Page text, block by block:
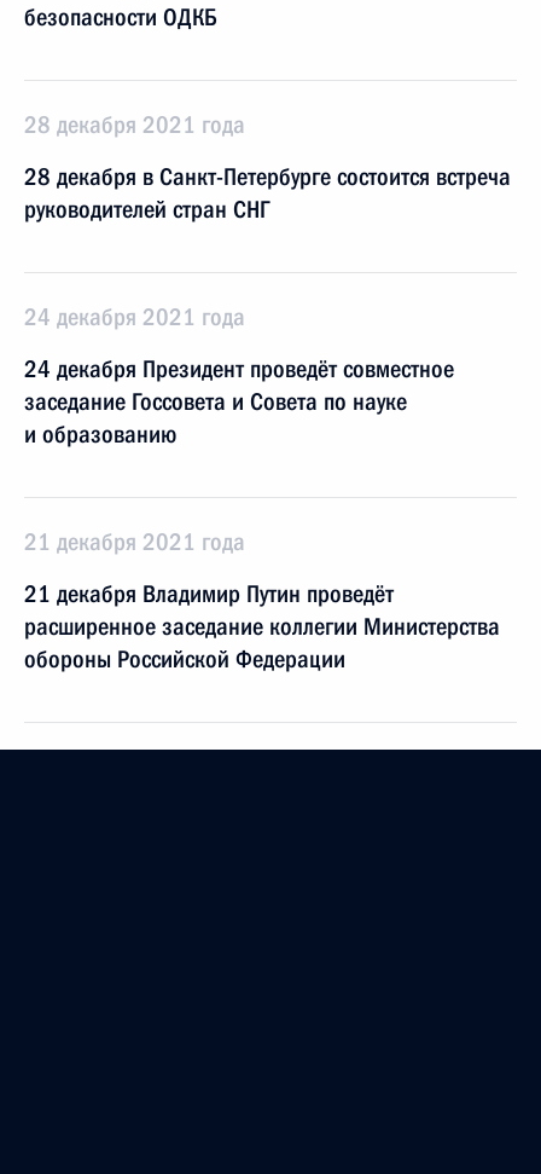
безопасности ОДКБ
28 декабря 2021 года
28 декабря в Санкт-Петербурге состоится встреча
руководителей стран СНГ
24 декабря 2021 года
24 декабря Президент проведёт совместное
заседание Госсовета и Совета по науке
и образованию
21 декабря 2021 года
21 декабря Владимир Путин проведёт
расширенное заседание коллегии Министерства
обороны Российской Федерации